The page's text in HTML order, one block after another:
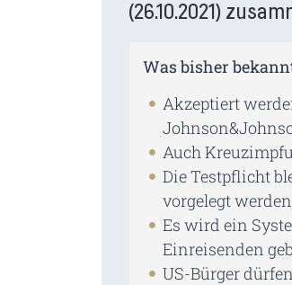
(26.10.2021)
Was bisher
Akzeptiert
Auch
Die Testpflicht
vorgelegt
Es wird ein
Einreisenden
US-Bürger